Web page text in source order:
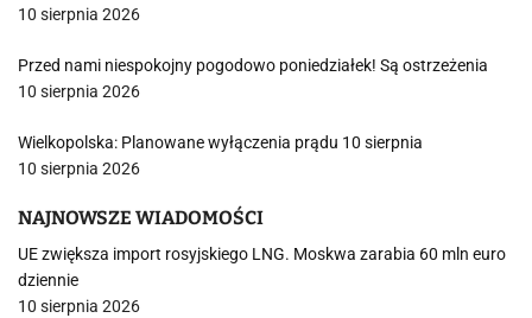
10 sierpnia 2026
Przed nami niespokojny pogodowo poniedziałek! Są ostrzeżenia
10 sierpnia 2026
Wielkopolska: Planowane wyłączenia prądu 10 sierpnia
10 sierpnia 2026
NAJNOWSZE WIADOMOŚCI
UE zwiększa import rosyjskiego LNG. Moskwa zarabia 60 mln euro
dziennie
10 sierpnia 2026